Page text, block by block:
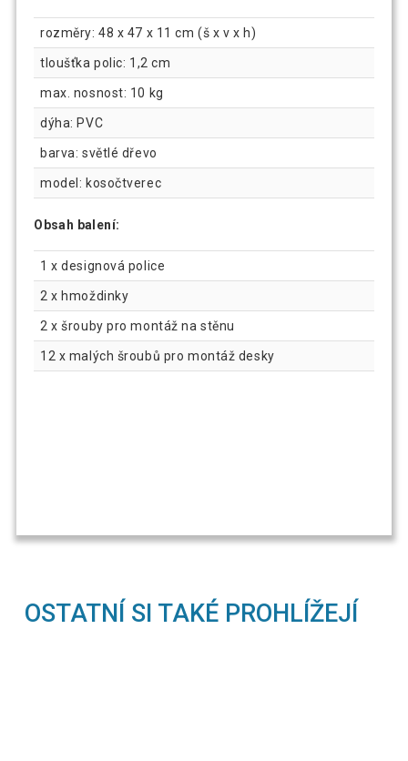
rozměry: 48 x 47 x 11 cm (š x v x h)
tloušťka polic: 1,2 cm
max. nosnost: 10 kg
dýha: PVC
barva: světlé dřevo
model: kosočtverec
Obsah balení:
1 x designová police
2 x hmoždinky
2 x šrouby pro montáž na stěnu
12 x malých šroubů pro montáž desky
OSTATNÍ SI TAKÉ PROHLÍŽEJÍ